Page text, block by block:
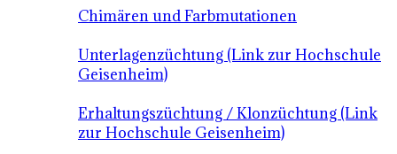
Chimären und Farbmutationen
Unterlagenzüchtung (Link zur Hochschule
Geisenheim)
Erhaltungszüchtung / Klonzüchtung (Link
zur Hochschule Geisenheim)